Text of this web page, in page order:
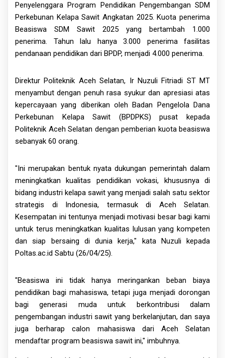
Penyelenggara Program Pendidikan Pengembangan SDM
Perkebunan Kelapa Sawit Angkatan 2025. Kuota penerima
Beasiswa SDM Sawit 2025 yang bertambah 1.000
penerima. Tahun lalu hanya 3.000 penerima fasilitas
pendanaan pendidikan dari BPDP, menjadi 4.000 penerima.
Direktur Politeknik Aceh Selatan, Ir Nuzuli Fitriadi ST MT
menyambut dengan penuh rasa syukur dan apresiasi atas
kepercayaan yang diberikan oleh Badan Pengelola Dana
Perkebunan Kelapa Sawit (BPDPKS) pusat kepada
Politeknik Aceh Selatan dengan pemberian kuota beasiswa
sebanyak 60 orang.
"Ini merupakan bentuk nyata dukungan pemerintah dalam
meningkatkan kualitas pendidikan vokasi, khususnya di
bidang industri kelapa sawit yang menjadi salah satu sektor
strategis di Indonesia, termasuk di Aceh Selatan.
Kesempatan ini tentunya menjadi motivasi besar bagi kami
untuk terus meningkatkan kualitas lulusan yang kompeten
dan siap bersaing di dunia kerja," kata Nuzuli kepada
Poltas.ac.id Sabtu (26/04/25).
"Beasiswa ini tidak hanya meringankan beban biaya
pendidikan bagi mahasiswa, tetapi juga menjadi dorongan
bagi generasi muda untuk berkontribusi dalam
pengembangan industri sawit yang berkelanjutan, dan saya
juga berharap calon mahasiswa dari Aceh Selatan
mendaftar program beasiswa sawit ini," imbuhnya.